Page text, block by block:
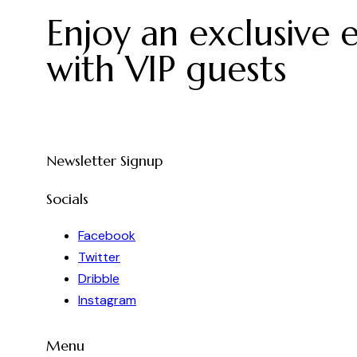
entradas
Enjoy an exclusive
with VIP guests
Newsletter Signup
Socials
Facebook
Twitter
Dribble
Instagram
Menu